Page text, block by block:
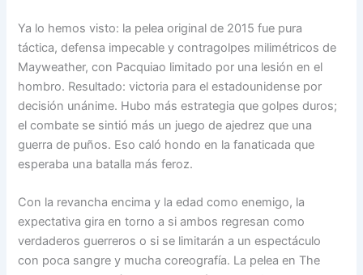
Ya lo hemos visto: la pelea original de 2015 fue pura
táctica, defensa impecable y contragolpes milimétricos de
Mayweather, con Pacquiao limitado por una lesión en el
hombro. Resultado: victoria para el estadounidense por
decisión unánime. Hubo más estrategia que golpes duros;
el combate se sintió más un juego de ajedrez que una
guerra de puños. Eso caló hondo en la fanaticada que
esperaba una batalla más feroz.
Con la revancha encima y la edad como enemigo, la
expectativa gira en torno a si ambos regresan como
verdaderos guerreros o si se limitarán a un espectáculo
con poca sangre y mucha coreografía. La pelea en The